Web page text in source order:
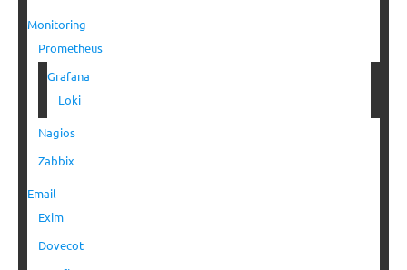
Monitoring
Prometheus
Grafana
Loki
Nagios
Zabbix
Email
Exim
Dovecot